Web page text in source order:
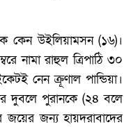
কেন উইলিয়ামসন (‌১৬)‌।
নামা রাহুল ত্রিপাঠি ৩০
নেন ক্রূণাল পান্ডিয়া।
দুবলে পুরানকে (‌২৪ বলে
জন্য হায়দরাবাদের